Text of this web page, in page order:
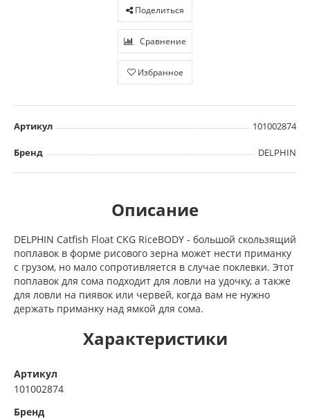
Поделиться
Сравнение
Избранное
Артикул 101002874
Бренд DELPHIN
Описание
DELPHIN Catfish Float CKG RiceBODY - большой скользящий
поплавок в форме рисового зерна может нести приманку
с грузом, но мало сопротивляется в случае поклевки. Этот
поплавок для сома подходит для ловли на удочку, а также
для ловли на пиявок или червей, когда вам не нужно
держать приманку над ямкой для сома.
Характеристики
Артикул
101002874
Бренд